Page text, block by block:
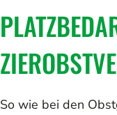
So wie bei den